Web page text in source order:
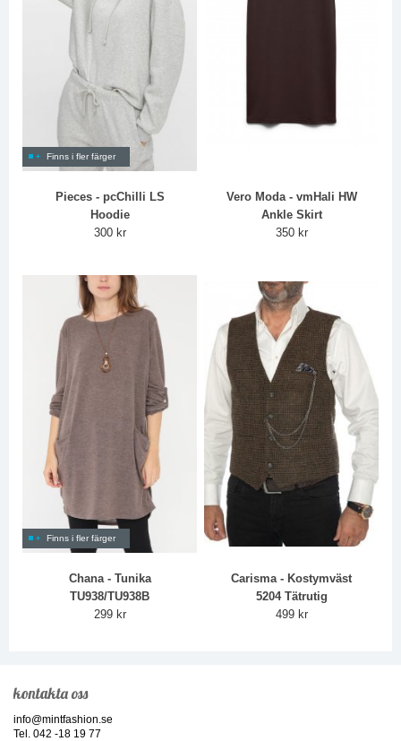
Finns i fler färger
Pieces - pcChilli LS
Hoodie
300 kr
Vero Moda - vmHali HW
Ankle Skirt
350 kr
Finns i fler färger
Chana - Tunika
TU938/TU938B
299 kr
Carisma - Kostymväst
5204 Tätrutig
499 kr
kontakta oss
info@mintfashion.se
Tel. 042 -18 19 77